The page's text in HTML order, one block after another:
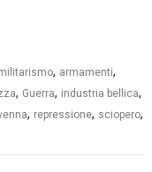
, armamenti,
, Guerra, industria bellica,
, repressione, sciopero,